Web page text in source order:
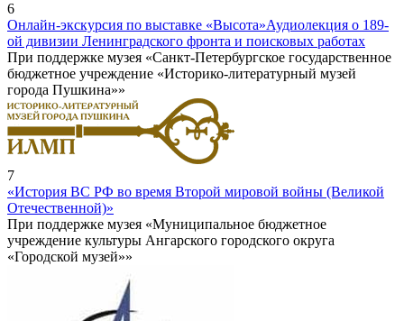
6
Онлайн-экскурсия по выставке «Высота»Аудиолекция о 189-
ой дивизии Ленинградского фронта и поисковых работах
При поддержке музея «Санкт-Петербургское государственное
бюджетное учреждение «Историко-литературный музей
города Пушкина»»
7
«История ВС РФ во время Второй мировой войны (Великой
Отечественной)»
При поддержке музея «Муниципальное бюджетное
учреждение культуры Ангарского городского округа
«Городской музей»»